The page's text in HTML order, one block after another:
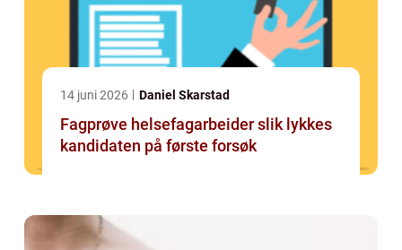
14 juni 2026 Daniel Skarstad
Fagprøve helsefagarbeider slik lykkes
kandidaten på første forsøk